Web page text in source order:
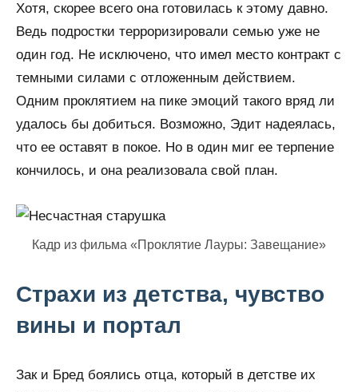
Хотя, скорее всего она готовилась к этому давно.
Ведь подростки терроризировали семью уже не
один год. Не исключено, что имел место контракт с
темными силами с отложенным действием.
Одним проклятием на пике эмоций такого вряд ли
удалось бы добиться. Возможно, Эдит надеялась,
что ее оставят в покое. Но в один миг ее терпение
кончилось, и она реализовала свой план.
Кадр из фильма «Проклятие Лауры: Завещание»
Страхи из детства, чувство
вины и портал
Зак и Бред боялись отца, который в детстве их